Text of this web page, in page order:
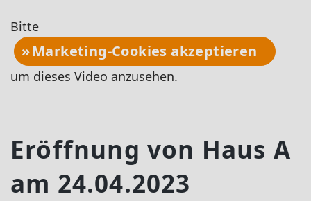
Bitte
Marketing-Cookies akzeptieren
um dieses Video anzusehen.
Eröffnung von Haus A
am 24.04.2023